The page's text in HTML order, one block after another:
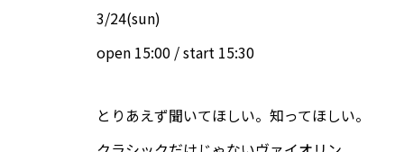
3/24(sun)
open 15:00 / start 15:30
とりあえず聞いてほしい。知ってほしい。